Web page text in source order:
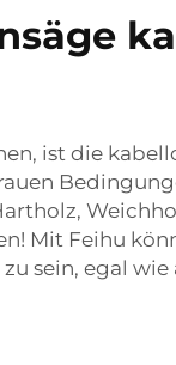
ist die
Mit Feihu
sein, egal wie